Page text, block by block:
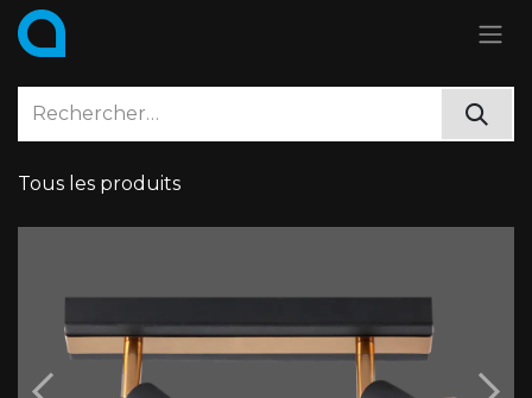
Se rendre au contenu
Tous les produits